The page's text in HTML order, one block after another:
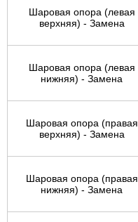
Шаровая опора (левая
верхняя) - Замена
Шаровая опора (левая
нижняя) - Замена
Шаровая опора (правая
верхняя) - Замена
Шаровая опора (правая
нижняя) - Замена